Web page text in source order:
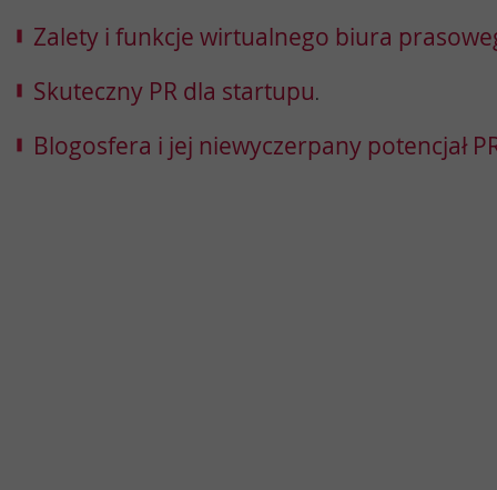
Zalety i funkcje wirtualnego biura
Skuteczny PR dla startupu.
Blogosfera i jej niewyczerpany potencjał